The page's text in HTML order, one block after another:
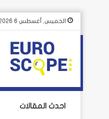
الخميس, أغسطس 6 2026
احدث المقالات